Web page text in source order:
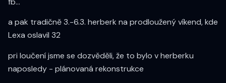
a pak tradičně 3.-6.3. herberk na prodloužený víkend, kde
Lexa oslavil 32
pri loučení jsme se dozvěděli, že to bylo v herberku
naposledy - plánovaná rekonstrukce